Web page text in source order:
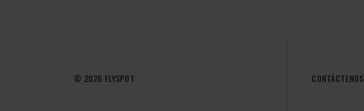
© 2026 FLYSPOT CONTÁCTENOS